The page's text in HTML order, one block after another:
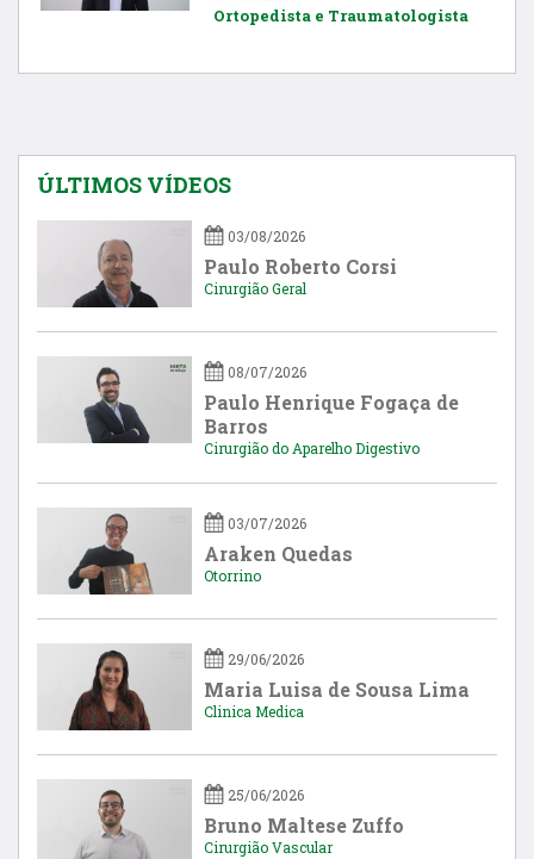
Ortopedista e Traumatologista
ÚLTIMOS VÍDEOS
03/08/2026
Paulo Roberto Corsi
Cirurgião Geral
08/07/2026
Paulo Henrique Fogaça de
Barros
Cirurgião do Aparelho Digestivo
03/07/2026
Araken Quedas
Otorrino
29/06/2026
Maria Luisa de Sousa Lima
Clinica Medica
25/06/2026
Bruno Maltese Zuffo
Cirurgião Vascular